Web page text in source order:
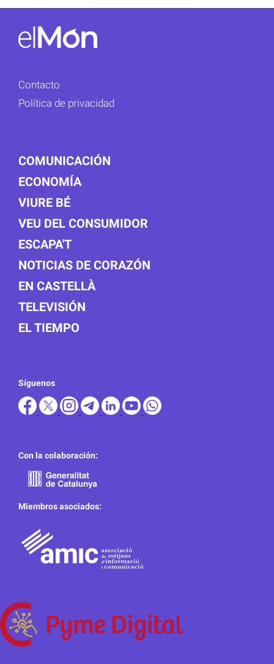
Contacto
Política de privacidad
COMUNICACIÓN
ECONOMÍA
VIURE BÉ
VEU DEL CONSUMIDOR
ESCAPA'T
NOTICIAS DE CORAZÓN
EN CASTELLÀ
TELEVISIÓN
EL TIEMPO
Síguenos
Con la colaboración:
Miembros asociados: